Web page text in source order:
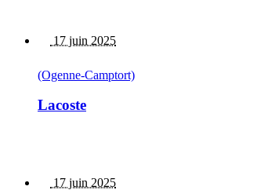
17 juin 2025
(Ogenne-Camptort)
Lacoste
17 juin 2025